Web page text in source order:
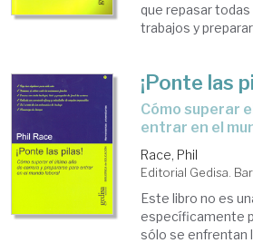
que repasar
trabajos y
¡Ponte las
cómo superar el último año de carrera y prepararse para
entrar en el
Race, Phil
Editorial Gedisa.
Este libro no es
específicamente
sólo se enfrentan